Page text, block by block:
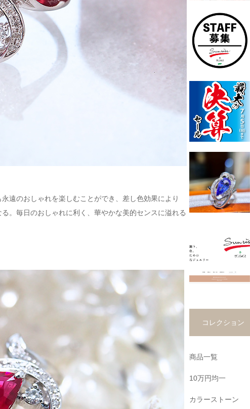
遠のおしゃれを楽しむことができ、差し色効果により
。毎日のおしゃれに利く、華やかな美的センスに溢れる
コレクション
商品一覧
10万円均一
カラーストーン